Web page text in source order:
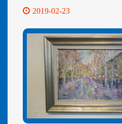
2019-02-23